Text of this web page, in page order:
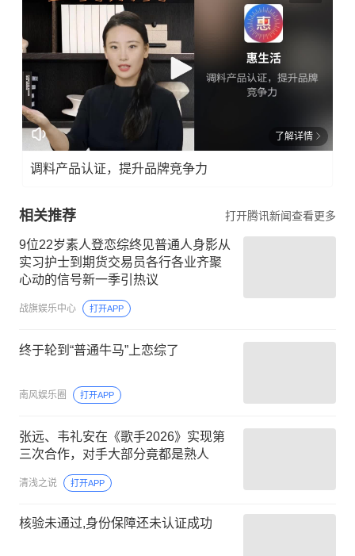
了解详情
调料产品认证，提升品牌竞争力
相关推荐 打开腾讯新闻查看更多
9位22岁素人登恋综终见普通人身影从
实习护士到期货交易员各行各业齐聚
心动的信号新一季引热议
战旗娱乐中心 打开APP
终于轮到“普通牛马”上恋综了
南风娱乐圈 打开APP
张远、韦礼安在《歌手2026》实现第
三次合作，对手大部分竟都是熟人
清浅之说 打开APP
核验未通过,身份保障还未认证成功